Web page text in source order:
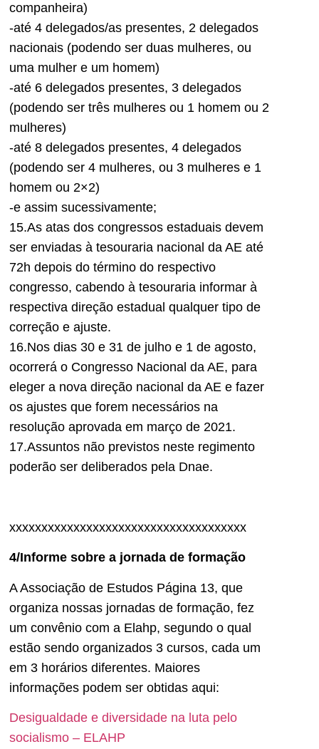
companheira)
-até 4 delegados/as presentes, 2 delegados
nacionais (podendo ser duas mulheres, ou
uma mulher e um homem)
-até 6 delegados presentes, 3 delegados
(podendo ser três mulheres ou 1 homem ou 2
mulheres)
-até 8 delegados presentes, 4 delegados
(podendo ser 4 mulheres, ou 3 mulheres e 1
homem ou 2×2)
-e assim sucessivamente;
15.As atas dos congressos estaduais devem
ser enviadas à tesouraria nacional da AE até
72h depois do término do respectivo
congresso, cabendo à tesouraria informar à
respectiva direção estadual qualquer tipo de
correção e ajuste.
16.Nos dias 30 e 31 de julho e 1 de agosto,
ocorrerá o Congresso Nacional da AE, para
eleger a nova direção nacional da AE e fazer
os ajustes que forem necessários na
resolução aprovada em março de 2021.
17.Assuntos não previstos neste regimento
poderão ser deliberados pela Dnae.
xxxxxxxxxxxxxxxxxxxxxxxxxxxxxxxxxxxxx
4/Informe sobre a jornada de formação
A Associação de Estudos Página 13, que
organiza nossas jornadas de formação, fez
um convênio com a Elahp, segundo o qual
estão sendo organizados 3 cursos, cada um
em 3 horários diferentes. Maiores
informações podem ser obtidas aqui:
Desigualdade e diversidade na luta pelo
socialismo – ELAHP